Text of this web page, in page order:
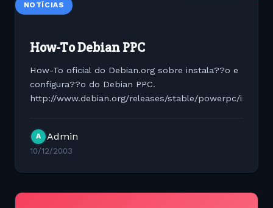
NOTÍCIAS
How-To Debian PPC
How-To oficial do Debian.org sobre instala??o e
configura??o do Debian PPC.
http://www.debian.org/releases/stable/powerpc/install
A Admin
10/12/2003